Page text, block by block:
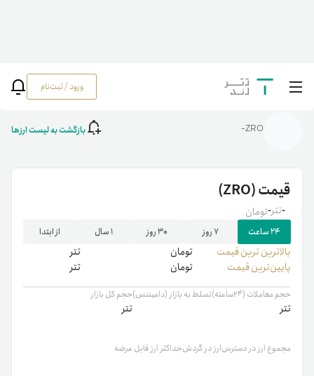
ورود / ثبت‌نام خانه رمزارزها/
ZRO
ZRO- بازگشت به لیست ارزها
قیمت(ZRO)
-تومان -تتر
۲۴ ساعت ۷ روز ۳۰ روز ۱ سال از ابتدا
بالاترین ‌ترین قیمت تومان
تتر
پایین‌ترین قیمت
تومان تتر
حجم معاملات (۲۴ساعته)
تتر
تسلط به بازار (دامیننس)حجم کل بازار
تتر
مجموع ارز در دسترسارز در گردشحداکثر ارز قابل عرضه